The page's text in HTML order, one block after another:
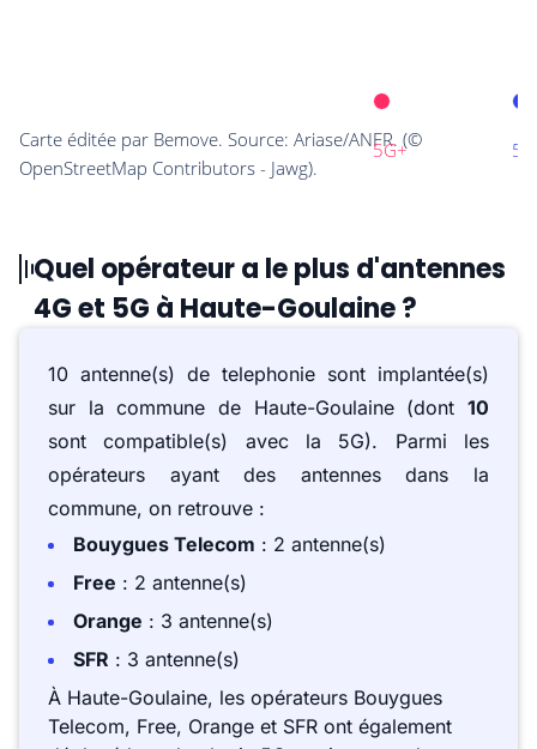
Quel opérateur a le plus d'antennes
4G et 5G à Haute-Goulaine ?
10 antenne(s) de telephonie sont implantée(s)
sur la commune de Haute-Goulaine (dont 10
sont compatible(s) avec la 5G). Parmi les
opérateurs ayant des antennes dans la
commune, on retrouve :
Bouygues Telecom : 2 antenne(s)
Free : 2 antenne(s)
Orange : 3 antenne(s)
SFR : 3 antenne(s)
À Haute-Goulaine, les opérateurs Bouygues
Telecom, Free, Orange et SFR ont également